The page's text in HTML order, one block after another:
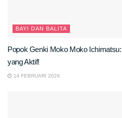
BAYI DAN BALITA
Popok Genki Moko Moko
yang Aktif!
14 FEBRUARI 2026